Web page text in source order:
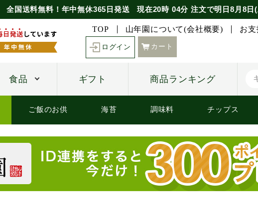
全国送料無料！年中無休365日発送 現在20時 04分 注文で明日8月8日
TOP 山年園について(会社概要) お
ログイン カート
食品 ギフト 商品ランキング
ご飯のお供 海苔 調味料 チップス